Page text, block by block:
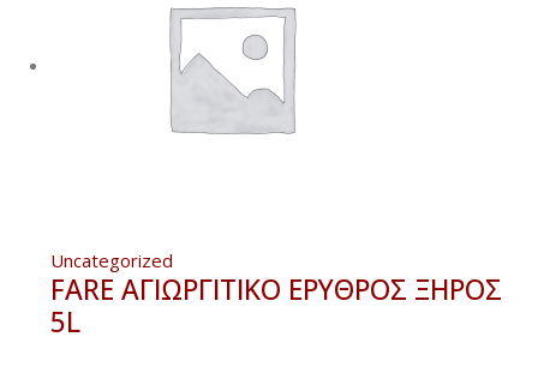
Uncategorized
FARE ΑΓΙΩΡΓΙΤΙΚΟ ΕΡΥΘΡΟΣ ΞΗΡΟΣ
5L